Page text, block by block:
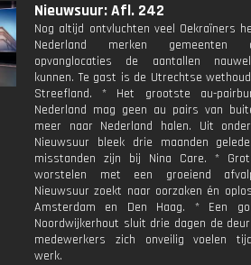
Nieuwsuur: Afl. 242
Nog altijd ontvluchten veel Oekraïners
Nederland merken
opvanglocaties de aantallen
kunnen. Te gast is de Utrechtse
Streefland. * Het grootste au-
Nederland mag geen au pairs van
meer naar Nederland halen. Uit
Nieuwsuur bleek drie maanden
misstanden zijn bij Nina Care. *
worstelen met een groeiend
Nieuwsuur zoekt naar oorzaken én
Amsterdam en Den Haag. * Een
Noordwijkerhout sluit drie dagen de
medewerkers zich onveilig voelen
werk.